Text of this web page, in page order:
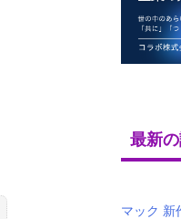
最新
マック 新